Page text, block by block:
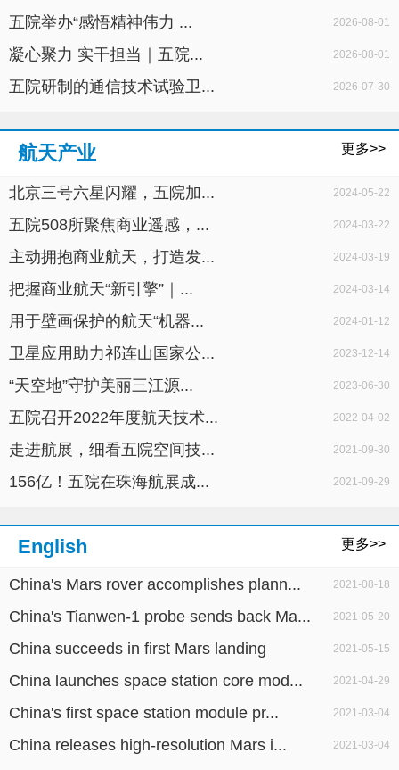
五院举办“感悟精神伟力 ... 2026-08-01
凝心聚力 实干担当｜五院... 2026-08-01
五院研制的通信技术试验卫... 2026-07-30
航天产业 更多>>
北京三号六星闪耀，五院加... 2024-05-22
五院508所聚焦商业遥感，... 2024-03-22
主动拥抱商业航天，打造发... 2024-03-19
把握商业航天“新引擎”｜... 2024-03-14
用于壁画保护的航天“机器... 2024-01-12
卫星应用助力祁连山国家公... 2023-12-14
“天空地”守护美丽三江源... 2023-06-30
五院召开2022年度航天技术... 2022-04-02
走进航展，细看五院空间技... 2021-09-30
156亿！五院在珠海航展成... 2021-09-29
English 更多>>
China's Mars rover accomplishes plann... 2021-08-18
China's Tianwen-1 probe sends back Ma... 2021-05-20
China succeeds in first Mars landing 2021-05-15
China launches space station core mod... 2021-04-29
China's first space station module pr... 2021-03-04
China releases high-resolution Mars i... 2021-03-04